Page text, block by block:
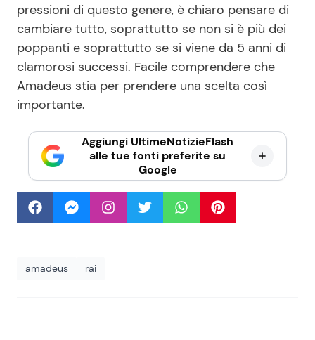
pressioni di questo genere, è chiaro pensare di
cambiare tutto, soprattutto se non si è più dei
poppanti e soprattutto se si viene da 5 anni di
clamorosi successi. Facile comprendere che
Amadeus stia per prendere una scelta così
importante.
Aggiungi UltimeNotizieFlash
alle tue fonti preferite su
Google
amadeus rai